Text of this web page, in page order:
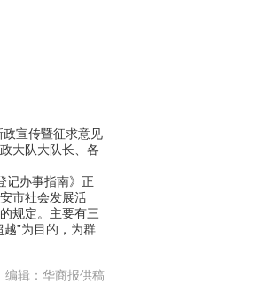
宣传暨征求意见
大队大队长、各
记办事指南》正
市社会发展活
规定。主要有三
”为目的，为群
编辑：华商报供稿